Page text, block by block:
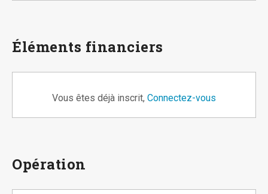
Éléments financiers
Vous êtes déjà inscrit, Connectez-vous
Opération